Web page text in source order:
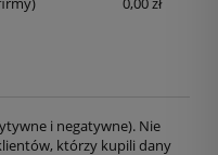
i negatywne). Nie
którzy kupili dany